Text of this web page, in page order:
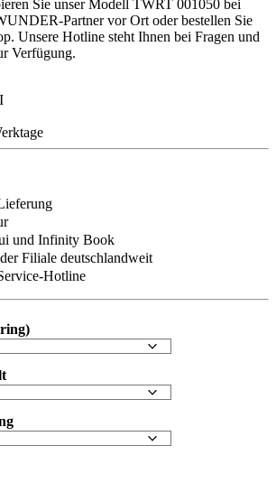
Sie unser Modell TWRT 001050 bei
Partner vor Ort oder bestellen Sie
Unsere Hotline steht Ihnen bei Fragen und
Verfügung.
und Infinity Book
Filiale deutschlandweit
Hotline